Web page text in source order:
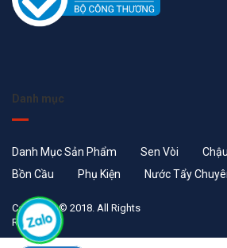
Danh mục
Danh Mục Sản Phẩm Sen Vòi
Bồn Cầu
Phụ Kiện Nước Tẩy
Copyright © 2018. All Rights
Reserved